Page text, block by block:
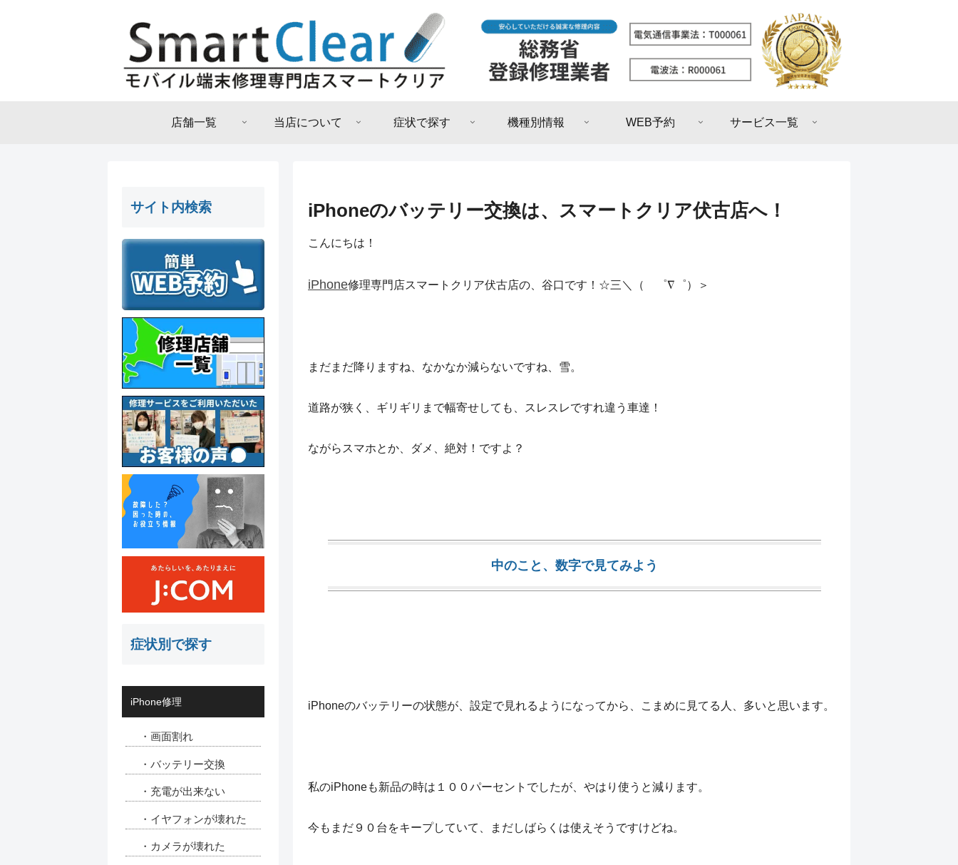
店舗一覧 当店について 症状で探す 機種別情報 WEB予約 サービス一覧
iPhoneのバッテリー交換は、スマートクリア伏古店へ！
こんにちは！
iPhone修理専門店スマートクリア伏古店の、谷口です！☆三＼（ ゜∇゜）＞
まだまだ降りますね、なかなか減らないですね、雪。
道路が狭く、ギリギリまで幅寄せしても、スレスレですれ違う車達！
ながらスマホとか、ダメ、絶対！ですよ？
中のこと、数字で見てみよう
iPhoneのバッテリーの状態が、設定で見れるようになってから、こまめに見てる人、多いと思います。
私のiPhoneも新品の時は１００パーセントでしたが、やはり使うと減ります。
今もまだ９０台をキープしていて、まだしばらくは使えそうですけどね。
サイト内検索
症状別で探す
iPhone修理
・画面割れ
・バッテリー交換
・充電が出来ない
・イヤフォンが壊れた
・カメラが壊れた